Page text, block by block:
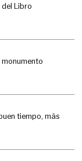
Libro
tiempo, más